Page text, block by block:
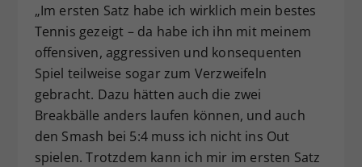
„Im ersten Satz habe ich wirklich mein bestes
Tennis gezeigt – da habe ich ihn mit meinem
offensiven, aggressiven und konsequenten
Spiel teilweise sogar zum Verzweifeln
gebracht. Dazu hätten auch die zwei
Breakbälle anders laufen können, und auch
den Smash bei 5:4 muss ich nicht ins Out
spielen. Trotzdem kann ich mir im ersten Satz